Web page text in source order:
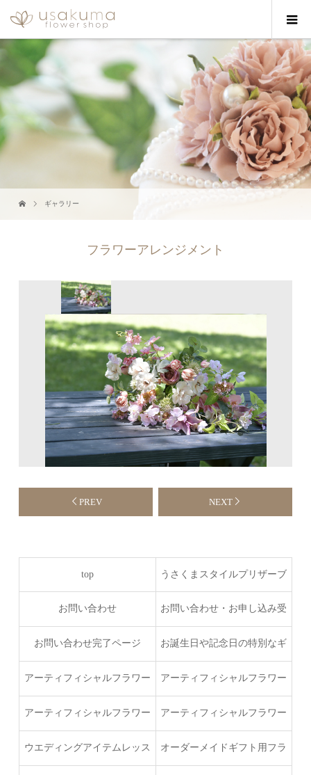
ギャラリー
フラワーアレンジメント
PREV NEXT
top うさくまスタイルプリザーブ
ドフラワーコース
お問い合わせ お問い合わせ・お申し込み受
付完了ページ
お問い合わせ完了ページ お誕生日や記念日の特別なギ
フトでオーダー
アーティフィシャルフラワー
うさくまフラワースタイルコ
ース（ベーシック）
アーティフィシャルフラワー
ウエディングブーケプロフェ
ッショナルコース
アーティフィシャルフラワー
ブーケスキルアップレッスン
アーティフィシャルフラワー
レッスン
ウエディングアイテムレッス オーダーメイドギフト用フラ